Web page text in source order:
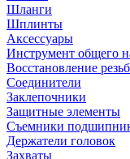
Шланги
Шплинты
Аксессуары
Инструмент общего
Восстановление
Соединители
Заклепочники
Защитные элементы
Съемники
Держатели головок
Захваты